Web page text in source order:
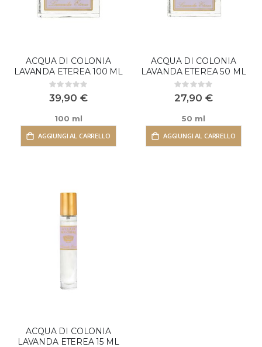
ACQUA DI COLONIA
LAVANDA ETEREA 100 ML
Rating:
0%
39,90 €
100 ml
AGGIUNGI AL CARRELLO
ACQUA DI COLONIA
LAVANDA ETEREA 50 ML
Rating:
0%
27,90 €
50 ml
AGGIUNGI AL CARRELLO
ACQUA DI COLONIA
LAVANDA ETEREA 15 ML